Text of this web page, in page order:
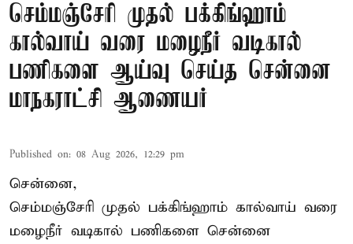
செம்மஞ்சேரி முதல் பக்கிங்ஹாம்
கால்வாய் வரை மழைநீர் வடிகால்
பணிகளை ஆய்வு செய்த சென்னை
மாநகராட்சி ஆணையர்
Published on: 08 Aug 2026, 12:29 pm
சென்னை,
செம்மஞ்சேரி முதல் பக்கிங்ஹாம் கால்வாய் வரை
மழைநீர் வடிகால் பணிகளை சென்னை